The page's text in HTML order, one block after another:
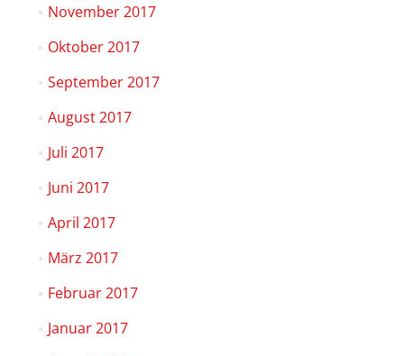
November 2017
Oktober 2017
September 2017
August 2017
Juli 2017
Juni 2017
April 2017
März 2017
Februar 2017
Januar 2017